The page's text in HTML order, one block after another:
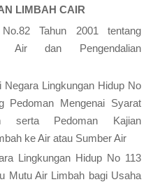
LIMBAH CAIR
Tahun 2001 tentang
Air dan Pengendalian
Negara Lingkungan Hidup No
Pedoman Mengenai Syarat
serta Pedoman Kajian
ke Air atau Sumber Air
Lingkungan Hidup No 113
Mutu Air Limbah bagi Usaha